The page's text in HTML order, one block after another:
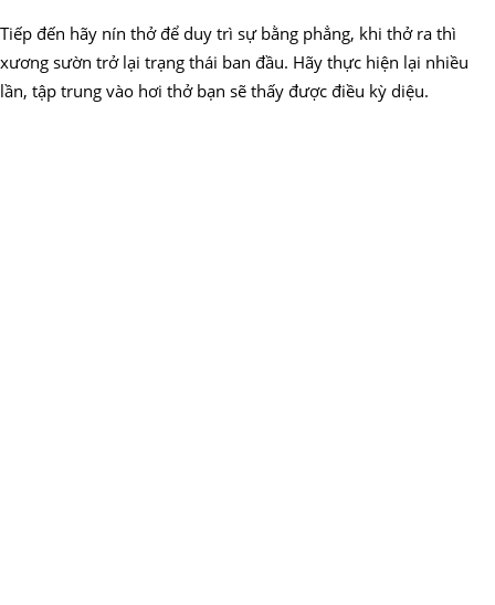
Tiếp đến hãy nín thở để duy trì sự bằng phẳng, khi thở ra thì
xương sườn trở lại trạng thái ban đầu. Hãy thực hiện lại nhiều
lần, tập trung vào hơi thở bạn sẽ thấy được điều kỳ diệu.